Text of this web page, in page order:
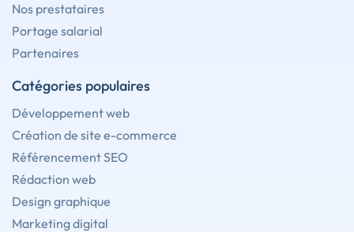
Nos prestataires
Portage salarial
Partenaires
Catégories populaires
Développement web
Création de site e-commerce
Référencement SEO
Rédaction web
Design graphique
Marketing digital